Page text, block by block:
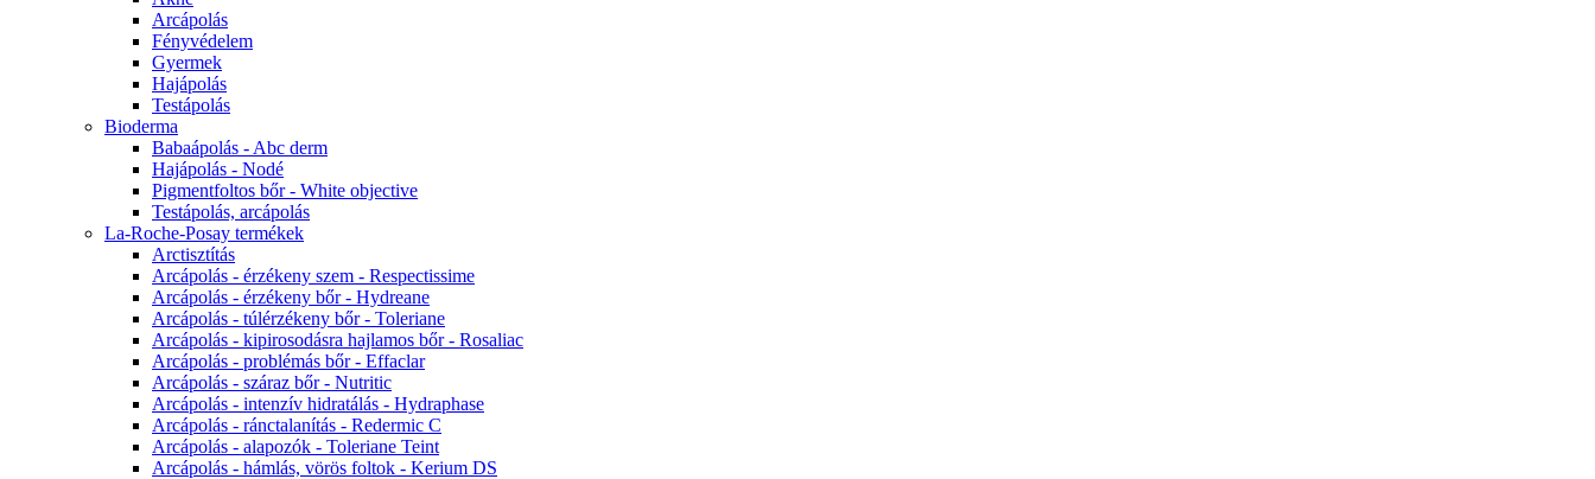
Arcápolás
Fényvédelem
Gyermek
Hajápolás
Testápolás
Bioderma
Babaápolás - Abc derm
Hajápolás - Nodé
Pigmentfoltos bőr - White objective
Testápolás, arcápolás
La-Roche-Posay termékek
Arctisztítás
Arcápolás - érzékeny szem - Respectissime
Arcápolás - érzékeny bőr - Hydreane
Arcápolás - túlérzékeny bőr - Toleriane
Arcápolás - kipirosodásra hajlamos bőr - Rosaliac
Arcápolás - problémás bőr - Effaclar
Arcápolás - száraz bőr - Nutritic
Arcápolás - intenzív hidratálás - Hydraphase
Arcápolás - ránctalanítás - Redermic C
Arcápolás - alapozók - Toleriane Teint
Arcápolás - hámlás, vörös foltok - Kerium DS